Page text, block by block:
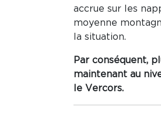
accrue sur les
moyenne
la situation.
Par conséquent,
maintenant au
le Vercors.